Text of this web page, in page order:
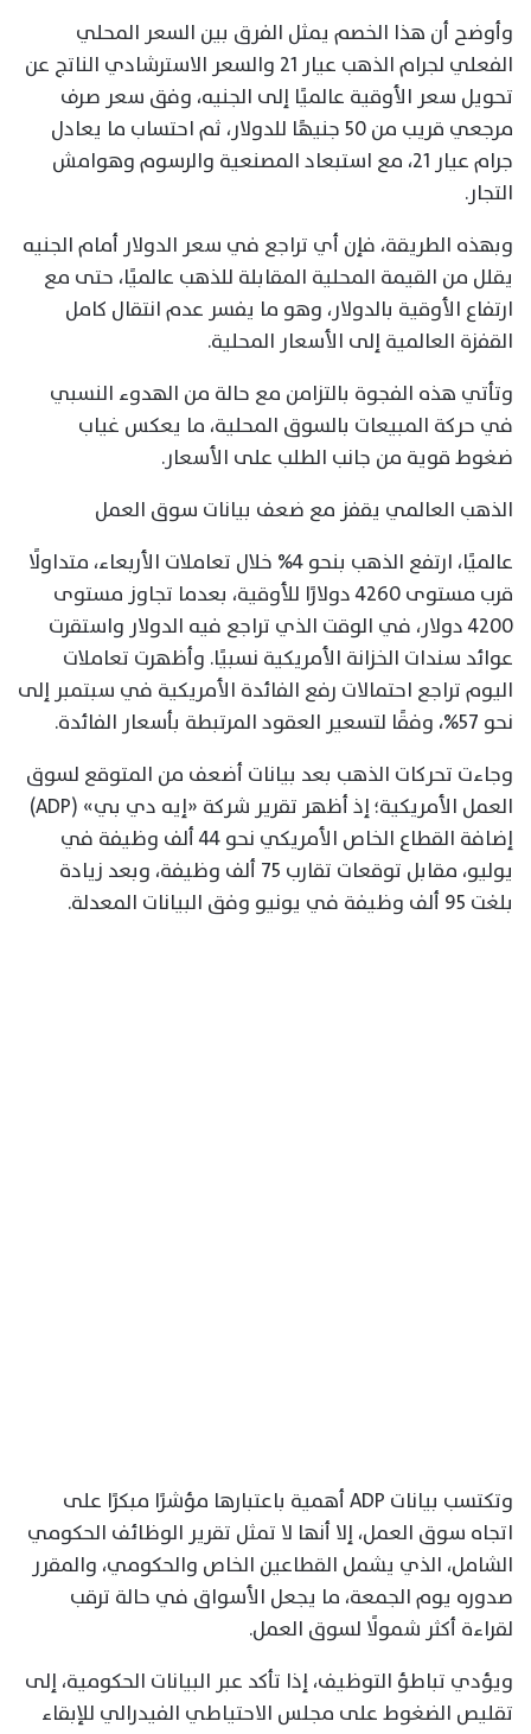
وأوضح أن هذا الخصم يمثل الفرق بين السعر المحلي
الفعلي لجرام الذهب عيار 21 والسعر الاسترشادي الناتج عن
تحويل سعر الأوقية عالميًا إلى الجنيه، وفق سعر صرف
مرجعي قريب من 50 جنيهًا للدولار، ثم احتساب ما يعادل
جرام عيار 21، مع استبعاد المصنعية والرسوم وهوامش
التجار.
وبهذه الطريقة، فإن أي تراجع في سعر الدولار أمام الجنيه
يقلل من القيمة المحلية المقابلة للذهب عالميًا، حتى مع
ارتفاع الأوقية بالدولار، وهو ما يفسر عدم انتقال كامل
القفزة العالمية إلى الأسعار المحلية.
وتأتي هذه الفجوة بالتزامن مع حالة من الهدوء النسبي
في حركة المبيعات بالسوق المحلية، ما يعكس غياب
ضغوط قوية من جانب الطلب على الأسعار.
الذهب العالمي يقفز مع ضعف بيانات سوق العمل
عالميًا، ارتفع الذهب بنحو 4% خلال تعاملات الأربعاء، متداولًا
قرب مستوى 4260 دولارًا للأوقية، بعدما تجاوز مستوى
4200 دولار، في الوقت الذي تراجع فيه الدولار واستقرت
عوائد سندات الخزانة الأمريكية نسبيًا. وأظهرت تعاملات
اليوم تراجع احتمالات رفع الفائدة الأمريكية في سبتمبر إلى
نحو 57%، وفقًا لتسعير العقود المرتبطة بأسعار الفائدة.
وجاءت تحركات الذهب بعد بيانات أضعف من المتوقع لسوق
العمل الأمريكية؛ إذ أظهر تقرير شركة «إيه دي بي» (ADP)
إضافة القطاع الخاص الأمريكي نحو 44 ألف وظيفة في
يوليو، مقابل توقعات تقارب 75 ألف وظيفة، وبعد زيادة
بلغت 95 ألف وظيفة في يونيو وفق البيانات المعدلة.
وتكتسب بيانات ADP أهمية باعتبارها مؤشرًا مبكرًا على
اتجاه سوق العمل، إلا أنها لا تمثل تقرير الوظائف الحكومي
الشامل، الذي يشمل القطاعين الخاص والحكومي، والمقرر
صدوره يوم الجمعة، ما يجعل الأسواق في حالة ترقب
لقراءة أكثر شمولًا لسوق العمل.
ويؤدي تباطؤ التوظيف، إذا تأكد عبر البيانات الحكومية، إلى
تقليص الضغوط على مجلس الاحتياطي الفيدرالي للإبقاء